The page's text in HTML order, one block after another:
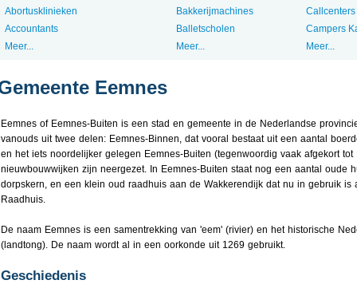
Abortusklinieken
Accountants
Meer...
Bakkerijmachines
Balletscholen
Meer...
Callcenters
Campers
Meer...
Eemnes
Eemnes of Eemnes-Buiten is een stad en gemeente in de Nederlandse
vanouds uit twee delen: Eemnes-Binnen, dat vooral bestaat uit een aantal
en het iets noordelijker gelegen Eemnes-Buiten (tegenwoordig vaak afgekort
nieuwbouwwijken zijn neergezet. In Eemnes-Buiten staat nog een aantal oude
dorpskern, en een klein oud raadhuis aan de Wakkerendijk dat nu in gebruik is
Raadhuis.
De naam Eemnes is een samentrekking van 'eem' (rivier) en het historische
(landtong). De naam wordt al in een oorkonde uit 1269 gebruikt.
Geschiedenis